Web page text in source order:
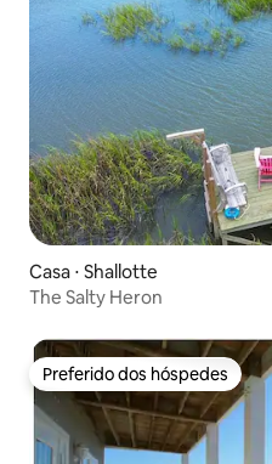
Casa ⋅ Shallotte
The Salty Heron
Preferido dos hóspedes
Preferido dos hóspedes